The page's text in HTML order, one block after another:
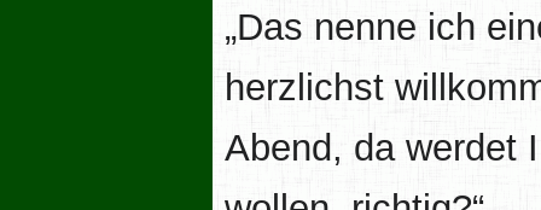
„Das nenne ich
herzlichst
Abend, da werdet